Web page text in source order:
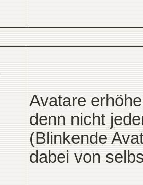
Avatare
denn nicht
(Blinkende
dabei von